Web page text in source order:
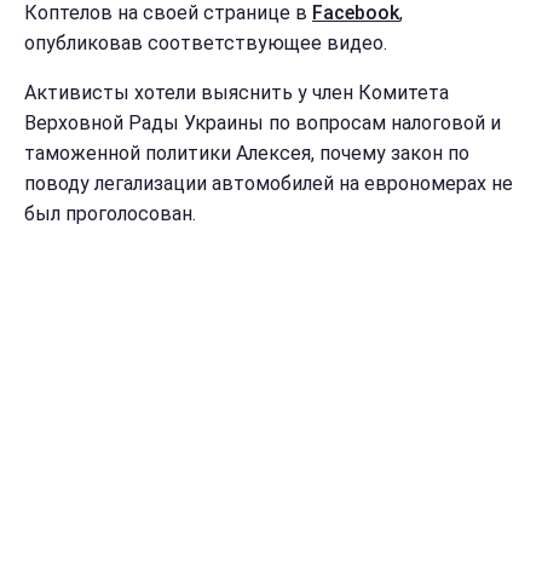
Коптелов на своей странице в Facebook,
опубликовав соответствующее видео.
Активисты хотели выяснить у член Комитета
Верховной Рады Украины по вопросам налоговой и
таможенной политики Алексея, почему закон по
поводу легализации автомобилей на еврономерах не
был проголосован.